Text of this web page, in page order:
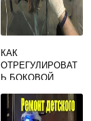
КАК
ОТРЕГУЛИРОВАТ
Ь БОКОВОЙ
МОТОЦИКЛЕ ИЖ
ЮПИТЕР 5